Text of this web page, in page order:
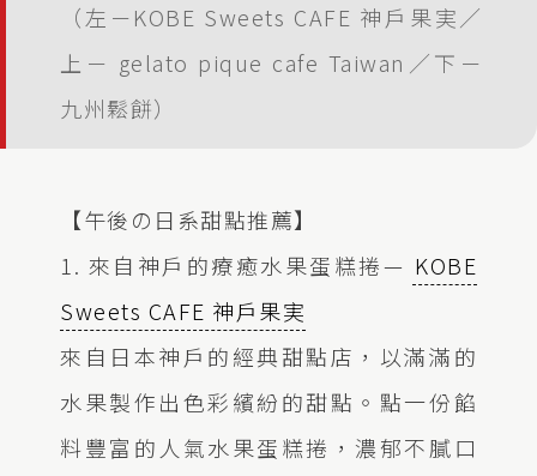
（左－KOBE Sweets CAFE 神戶果実／
上－ gelato pique cafe Taiwan／下－
九州鬆餅）
【午後の日系甜點推薦】
1. 來自神戶的療癒水果蛋糕捲— KOBE
Sweets CAFE 神戶果実
來自日本神戶的經典甜點店，以滿滿的
水果製作出色彩繽紛的甜點。點一份餡
料豐富的人氣水果蛋糕捲，濃郁不膩口